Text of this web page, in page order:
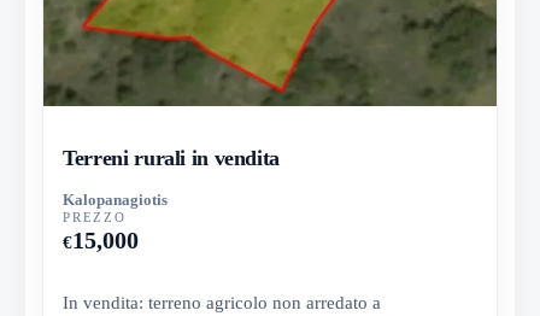
Terreni rurali in vendita
Kalopanagiotis
PREZZO
€15,000
In vendita: terreno agricolo non arredato a